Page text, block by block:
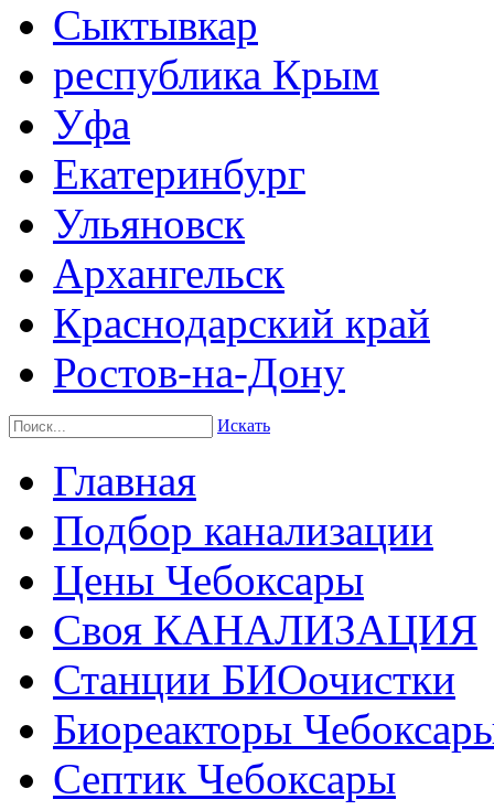
Сыктывкар
республика Крым
Уфа
Екатеринбург
Ульяновск
Архангельск
Краснодарский край
Ростов-на-Дону
Искать
Главная
Подбор канализации
Цены Чебоксары
Своя КАНАЛИЗАЦИЯ
Станции БИОочистки
Биореакторы
Септик Чебоксары